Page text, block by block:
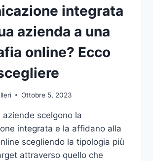
integrata
azienda a una
online? Ecco
Ottobre 5, 2023
aziende scelgono la
integrata e la affidano alla
scegliendo la tipologia più
attraverso quello che